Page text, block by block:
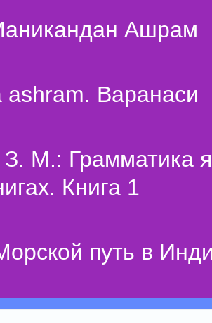
Ашрам
ashram. Варанаси
М.: Грамматика
Книга 1
путь в